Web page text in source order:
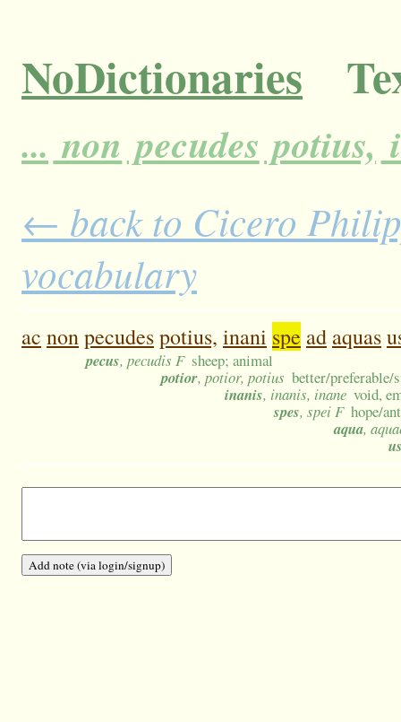
NoDictionaries
... non pecudes potius,
← back to Cicero
vocabulary
ac nonpecudespotius, inani spe ad aquas
pecus, pecudis F sheep; animal
potior, potior, potius better/
inanis, inanis, inane void,
spes, spei F hope/
aqua,